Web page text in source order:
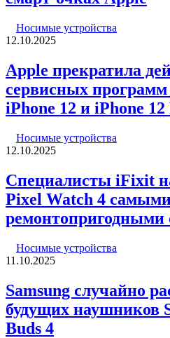
Носимые устройства
12.10.2025
Apple прекратила
сервисных
iPhone 12 и iPhone 12
Носимые устройства
12.10.2025
Специалисты iFixit
Pixel Watch 4
ремонтопригодными
Носимые устройства
11.10.2025
Samsung случайно
будущих наушников
Buds 4